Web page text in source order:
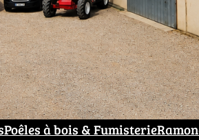
Poêles à bois & Fumisterie